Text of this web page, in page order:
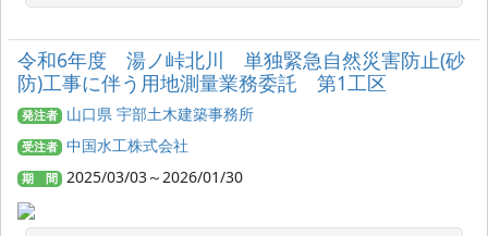
令和6年度 湯ノ峠北川 単独緊急自然災害防止(砂
防)工事に伴う用地測量業務委託 第1工区
発注者 山口県 宇部土木建築事務所
受注者 中国水工株式会社
期 間 2025/03/03～2026/01/30